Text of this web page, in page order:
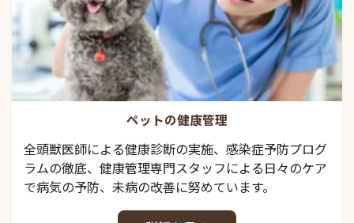
ペットの健康管理
全頭獣医師による健康診断の実施、感染症予防プログ
ラムの徹底、健康管理専門スタッフによる日々のケア
で病気の予防、未病の改善に努めています。